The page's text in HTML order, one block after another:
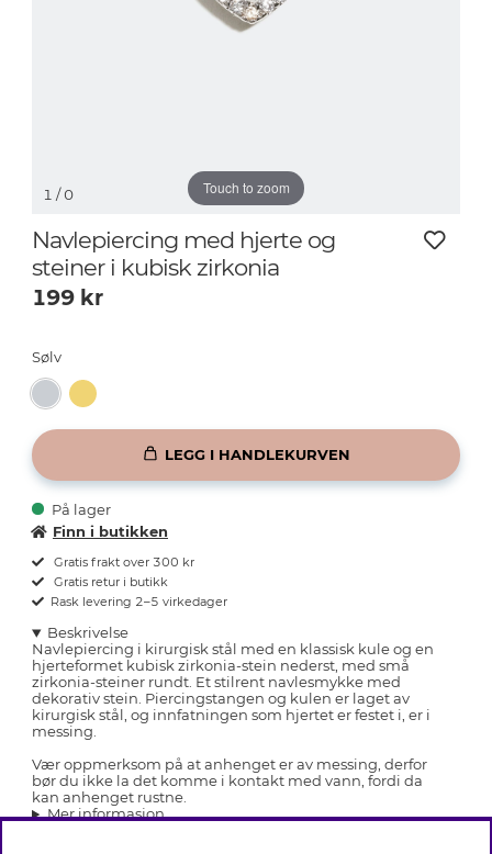
Touch to zoom
1 / 0
Navlepiercing med hjerte og
steiner i kubisk zirkonia
199 kr
Sølv
LEGG I HANDLEKURVEN
På lager
Finn i butikken
Gratis frakt over 300 kr
Gratis retur i butikk
Rask levering 2–5 virkedager
Beskrivelse
Navlepiercing i kirurgisk stål med en klassisk kule og en
hjerteformet kubisk zirkonia-stein nederst, med små
zirkonia-steiner rundt. Et stilrent navlesmykke med
dekorativ stein. Piercingstangen og kulen er laget av
kirurgisk stål, og innfatningen som hjertet er festet i, er i
messing.
Vær oppmerksom på at anhenget er av messing, derfor
bør du ikke la det komme i kontakt med vann, fordi da
kan anhenget rustne.
Mer informasjon